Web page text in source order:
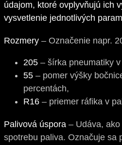
údajom, ktoré ovplyvňujú ich
vysvetlenie jednotlivých
Rozmery – Označenie napr.
205 – šírka pneumatiky
55 – pomer výšky
percentách,
R16 – priemer ráfika v
Palivová úspora – Udáva,
spotrebu paliva. Označuje sa